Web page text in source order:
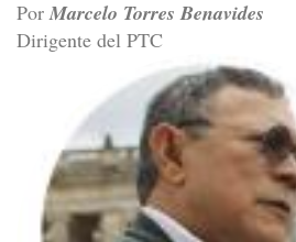
Por Marcelo Torres Benavides
Dirigente del PTC